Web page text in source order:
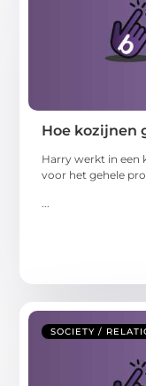
Hoe kozijnen
Harry werkt in een
voor het gehele
...
SOCIETY /